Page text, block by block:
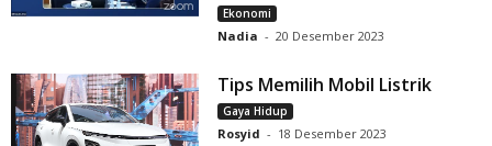
Ekonomi
Nadia - 20 Desember 2023
Tips Memilih Mobil Listrik
Gaya Hidup
Rosyid - 18 Desember 2023